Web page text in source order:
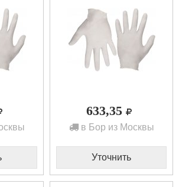
633,35
в Бор из Москвы
Уточнить